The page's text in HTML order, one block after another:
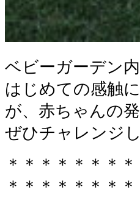
ベビーガーデン
はじめての感触
が、赤ちゃんの
ぜひチャレンジ
＊＊＊＊＊＊＊
＊＊＊＊＊＊＊